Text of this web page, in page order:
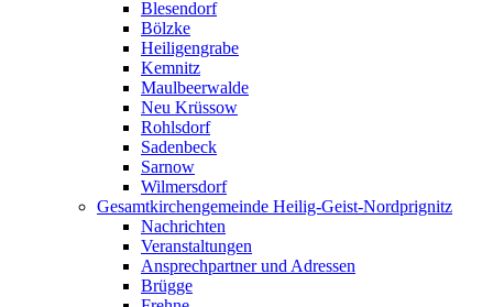
Blesendorf
Bölzke
Heiligengrabe
Kemnitz
Maulbeerwalde
Neu Krüssow
Rohlsdorf
Sadenbeck
Sarnow
Wilmersdorf
Gesamtkirchengemeinde Heilig-Geist-Nordprignitz
Nachrichten
Veranstaltungen
Ansprechpartner und Adressen
Brügge